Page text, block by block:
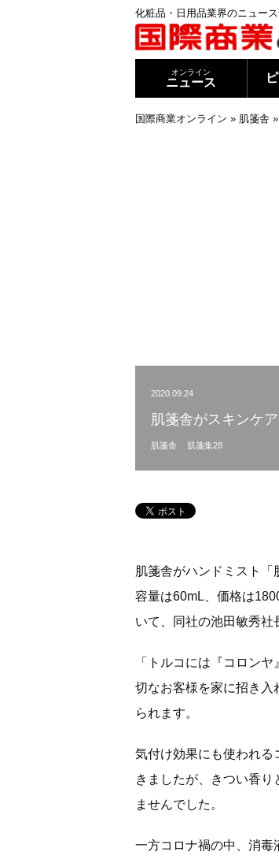
化粧品・日用品業界のニュース
オンライン
ニュース
国際商業オンライン » 肌箋舎 »
2020.09.24
肌箋舎がスキンケ
肌箋舎 肌箋集28
肌箋舎がハンドミスト「
容量は60mL、価格は
いて、同社の池田敏秀社
「トルコには『コロン
切なお客様を家に招き入
られます。
気付け効果にも使われる
きましたが、きつい香
ませんでした。
一方コロナ禍の中、消毒